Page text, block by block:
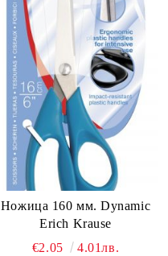
Ножица 160 мм. Dynamic
Erich Krause
€2.05
4.01лв.